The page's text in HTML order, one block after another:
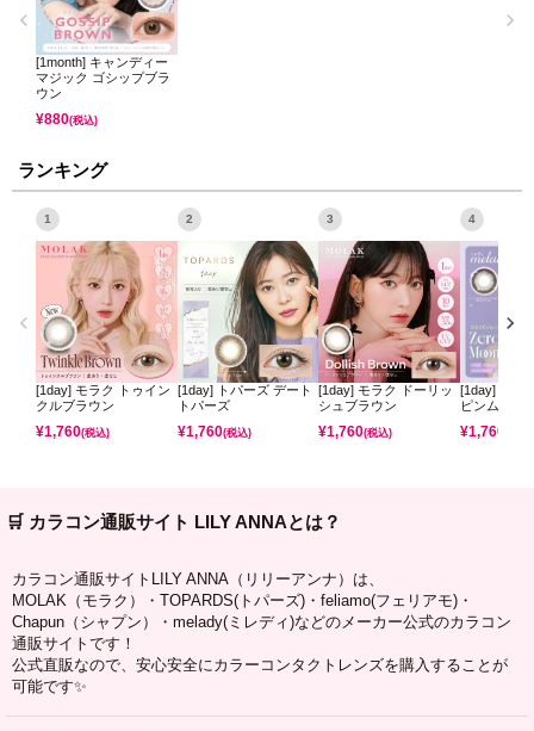
[1month] キャンディー
マジック ゴシップブラ
ウン
¥880(税込)
ランキング
1
[1day] モラク トゥイン
クルブラウン
¥1,760(税込)
2
[1day] トパーズ デート
トパーズ
¥1,760(税込)
3
[1day] モラク ドーリッ
シュブラウン
¥1,760(税込)
4
[1day] ミレ
ピンムーン
¥1,760
🛒 カラコン通販サイト LILY ANNAとは？
カラコン通販サイトLILY ANNA（リリーアンナ）は、
MOLAK（モラク）・TOPARDS(トパーズ)・feliamo(フェリアモ)・
Chapun（シャプン）・melady(ミレディ)などのメーカー公式のカラコン
通販サイトです！
公式直販なので、安心安全にカラーコンタクトレンズを購入することが
可能です✨